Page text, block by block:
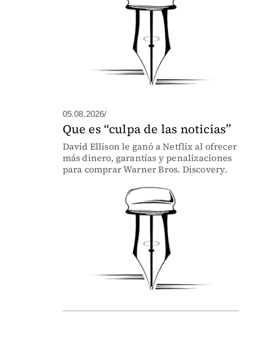
05.08.2026/
Que es “culpa de las noticias”
David Ellison le ganó a Netflix al ofrecer
más dinero, garantías y penalizaciones
para comprar Warner Bros. Discovery.